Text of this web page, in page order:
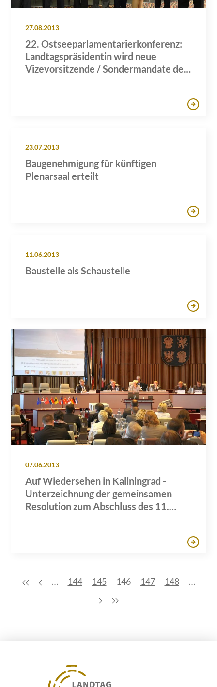
27.08.2013
22. Ostseeparlamentarierkonferenz:
Landtagspräsidentin wird neue
Vizevorsitzende / Sondermandate des
23.07.2013
Baugenehmigung für künftigen
Plenarsaal erteilt
11.06.2013
Baustelle als Schaustelle
07.06.2013
Auf Wiedersehen in Kaliningrad -
Unterzeichnung der gemeinsamen
Resolution zum Abschluss des 11.
… 144 145 146 147 148 …